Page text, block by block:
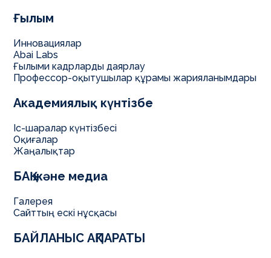
БАЙЛАНЫС АҚПАРАТЫ
Ғылым
Инновациялар
Abai Labs
Ғылыми кадрларды даярлау
Профессор-оқытушылар құрамы жарияланымдары
Академиялық күнтізбе
Іс-шаралар күнтізбесі
Оқиғалар
Жаңалықтар
БАҚ және медиа
Галерея
Сайттың ескі нұсқасы